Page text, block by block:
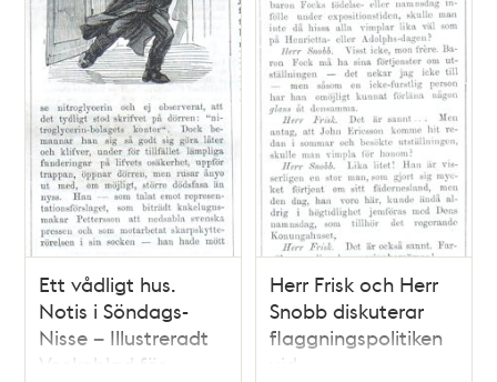
Ett vådligt hus.
Notis i Söndags-
Nisse – Illustreradt
Veckoblad för
Herr Frisk och Herr
Snobb diskuterar
flaggningspolitiken
vid